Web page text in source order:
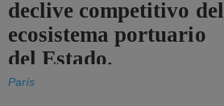
declive competitivo del
ecosistema portuario
del Estado.
París